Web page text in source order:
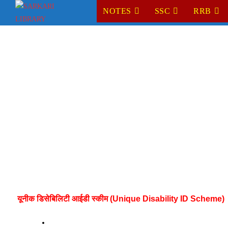
NOTES SSC RRB
यूनीक डिसेबिलिटी आईडी स्कीम (Unique Disability ID Scheme)